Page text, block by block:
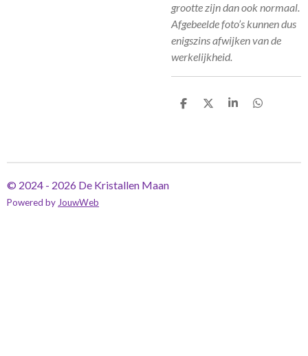
grootte zijn dan ook normaal.
Afgebeelde foto’s kunnen dus
enigszins afwijken van de
werkelijkheid.
D
D
S
D
© 2024 - 2026 De Kristallen Maan
Powered by JouwWeb